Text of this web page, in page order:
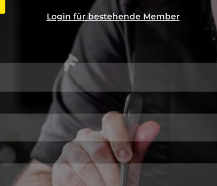
Login für bestehende Member